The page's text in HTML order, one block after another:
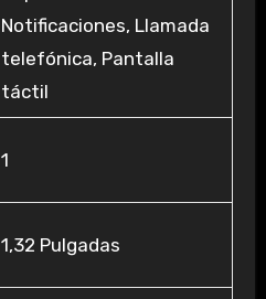
Notificaciones, Llamada
telefónica, Pantalla
táctil
‎1
‎1,32 Pulgadas